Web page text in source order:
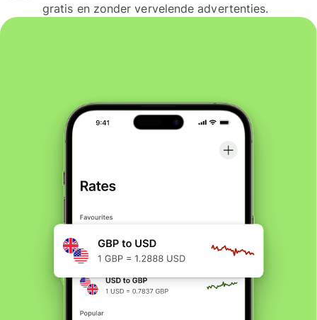
gratis en zonder vervelende advertenties.